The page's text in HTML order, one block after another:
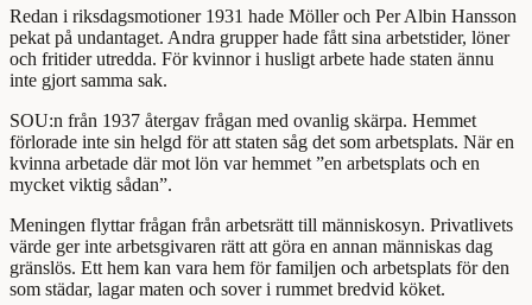
Redan i riksdagsmotioner 1931 hade Möller och Per Albin Hansson
pekat på undantaget. Andra grupper hade fått sina arbetstider, löner
och fritider utredda. För kvinnor i husligt arbete hade staten ännu
inte gjort samma sak.
SOU:n från 1937 återgav frågan med ovanlig skärpa. Hemmet
förlorade inte sin helgd för att staten såg det som arbetsplats. När en
kvinna arbetade där mot lön var hemmet ”en arbetsplats och en
mycket viktig sådan”.
Meningen flyttar frågan från arbetsrätt till människosyn. Privatlivets
värde ger inte arbetsgivaren rätt att göra en annan människas dag
gränslös. Ett hem kan vara hem för familjen och arbetsplats för den
som städar, lagar maten och sover i rummet bredvid köket.